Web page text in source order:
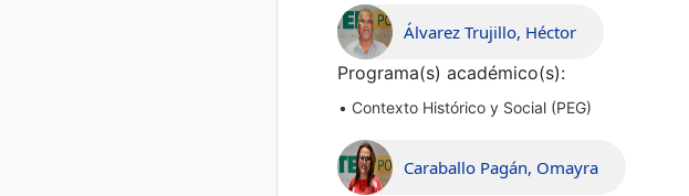
Álvarez Trujillo, Héctor
Programa(s) académico(s):
• Contexto Histórico y Social (PEG)
Caraballo Pagán, Omayra